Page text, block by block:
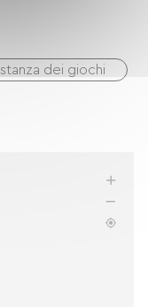
stanza dei giochi